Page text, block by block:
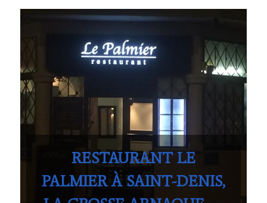
RESTAURANT LE
PALMIER À SAINT-DENIS,